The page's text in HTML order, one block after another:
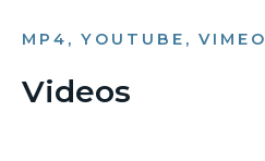
MP4, YOUTUBE, VIMEO
Videos